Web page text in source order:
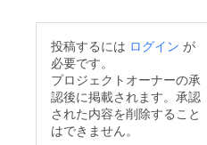
投稿するには ログイン が
必要です。
プロジェクトオーナーの承
認後に掲載されます。承認
された内容を削除すること
はできません。